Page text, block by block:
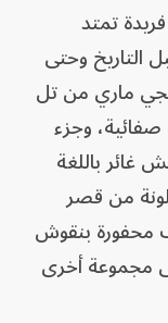
تمتد
التاريخ ‏وحتى
‏ماري من تل
وجزء
غائر باللغة
من ‏قصر
‏محفورة بنقوش
مجموعة أخرى